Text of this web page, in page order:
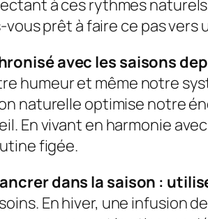
à ces rythmes
prêt à faire ce pas vers
avec les saisons
humeur et même notre
naturelle optimise notre
En vivant en harmonie
figée.
dans la saison :
En hiver, une infusion